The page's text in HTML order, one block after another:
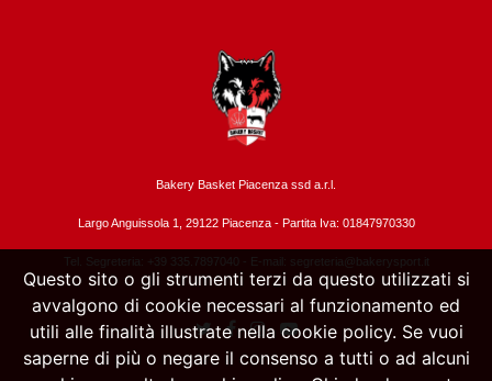
Bakery Basket Piacenza ssd a.r.l.
Largo Anguissola 1, 29122 Piacenza - Partita Iva: 01847970330
Tel. Segreteria: +39 335.7897040 - E-mail: segreteria@bakerysport.it
Questo sito o gli strumenti terzi da questo utilizzati si
avvalgono di cookie necessari al funzionamento ed
utili alle finalità illustrate nella cookie policy. Se vuoi
saperne di più o negare il consenso a tutti o ad alcuni